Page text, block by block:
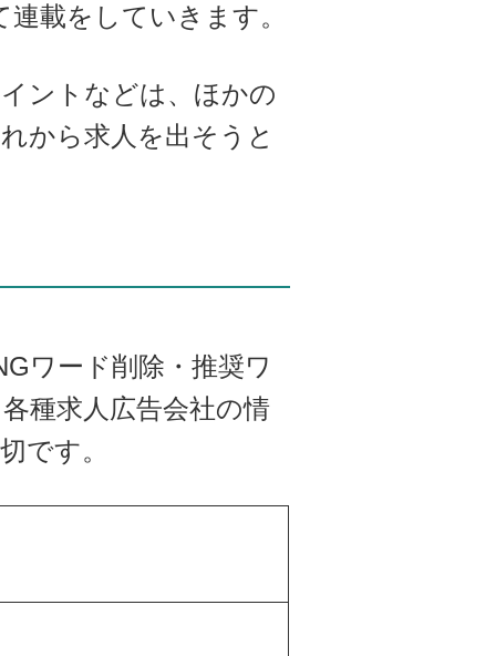
載をしていきます。
ントなどは、ほかの
から求人を出そうと
ワード削除・推奨ワ
種求人広告会社の情
です。